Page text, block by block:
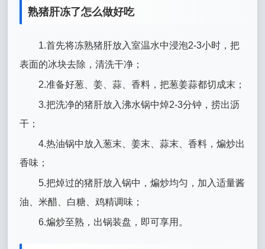
熟猪肝冻了怎么做好吃
1.首先将冻熟猪肝放入室温水中浸泡2-3小时，把
表面的冰块去除，清洗干净；
2.准备好葱、姜、蒜、香料，把葱姜蒜都切成末；
3.把洗净的猪肝放入沸水锅中焯2-3分钟，捞出沥
干；
4.热油锅中放入葱末、姜末、蒜末、香料，煸炒出
香味；
5.把焯过的猪肝放入锅中，煸炒均匀，加入适量酱
油、米醋、白糖、鸡精调味；
6.煸炒至熟，出锅装盘，即可享用。